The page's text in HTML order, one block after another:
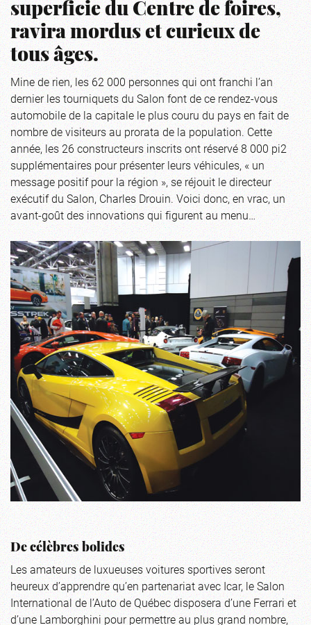
superficie du Centre de foires,
ravira mordus et curieux de
tous âges.
Mine de rien, les 62 000 personnes qui ont franchi l’an
dernier les tourniquets du Salon font de ce rendez-vous
automobile de la capitale le plus couru du pays en fait de
nombre de visiteurs au prorata de la population. Cette
année, les 26 constructeurs inscrits ont réservé 8 000 pi2
supplémentaires pour présenter leurs véhicules, « un
message positif pour la région », se réjouit le directeur
exécutif du Salon, Charles Drouin. Voici donc, en vrac, un
avant-goût des innovations qui figurent au menu…
De célèbres bolides
Les amateurs de luxueuses voitures sportives seront
heureux d’apprendre qu’en partenariat avec Icar, le Salon
International de l’Auto de Québec disposera d’une Ferrari et
d’une Lamborghini pour permettre au plus grand nombre,